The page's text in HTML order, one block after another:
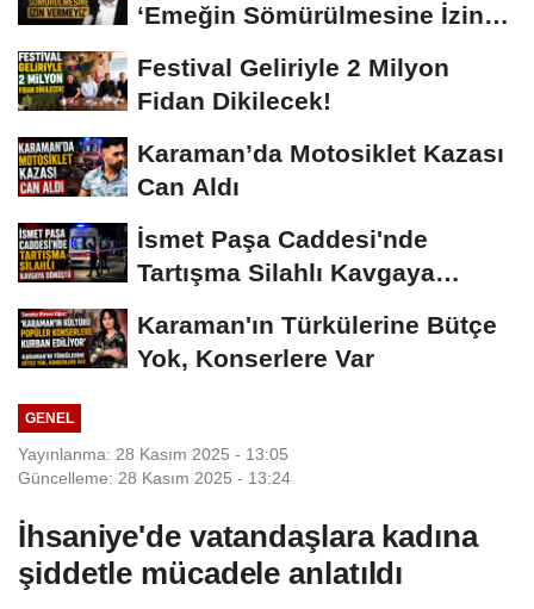
‘Emeğin Sömürülmesine İzin
Festival Geliriyle 2 Milyon
Fidan Dikilecek!
Karaman’da Motosiklet Kazası
Can Aldı
İsmet Paşa Caddesi'nde
Tartışma Silahlı Kavgaya
Karaman'ın Türkülerine Bütçe
Yok, Konserlere Var
GENEL
Yayınlanma: 28 Kasım 2025 - 13:05
Güncelleme: 28 Kasım 2025 - 13:24
İhsaniye'de vatandaşlara kadına
şiddetle mücadele anlatıldı